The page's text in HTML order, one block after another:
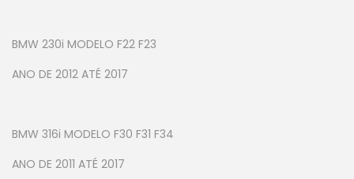
BMW 230i MODELO F22 F23
ANO DE 2012 ATÉ 2017
BMW 316i MODELO F30 F31 F34
ANO DE 2011 ATÉ 2017